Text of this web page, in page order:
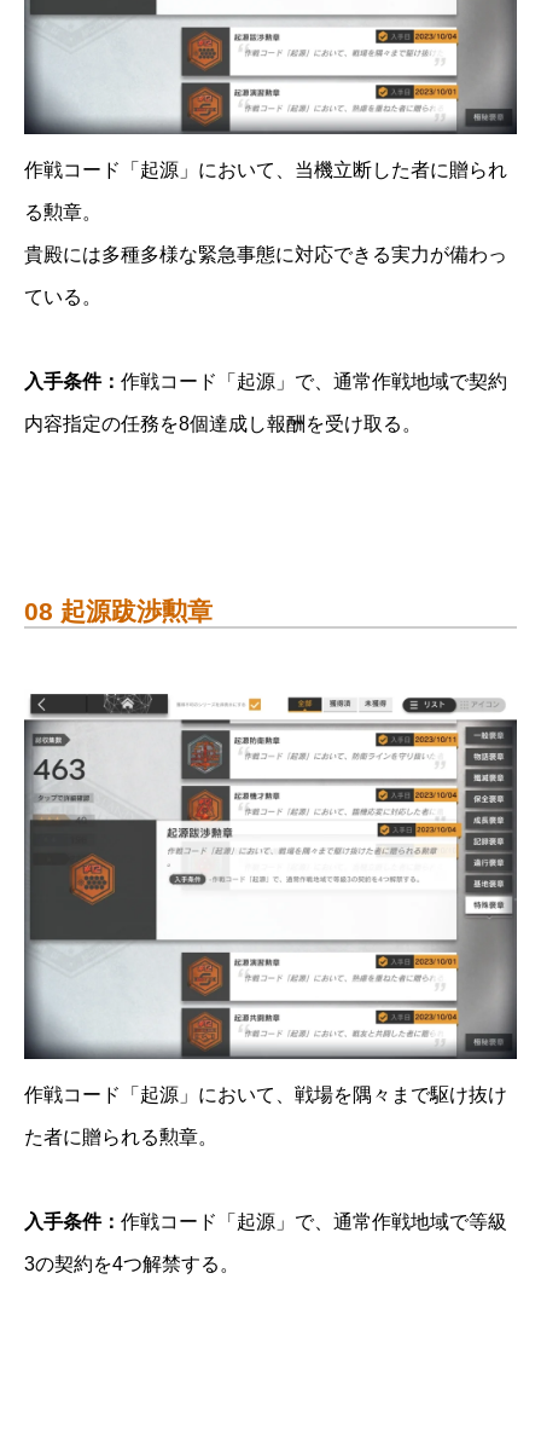
作戦コード「起源」において、当機立断した者に贈られ
る勲章。
貴殿には多種多様な緊急事態に対応できる実力が備わっ
ている。
入手条件： 作戦コード「起源」で、通常作戦地域で契約
内容指定の任務を8個達成し報酬を受け取る。
08 起源跋渉勲章
作戦コード「起源」において、戦場を隅々まで駆け抜け
た者に贈られる勲章。
入手条件： 作戦コード「起源」で、通常作戦地域で等級
3の契約を4つ解禁する。